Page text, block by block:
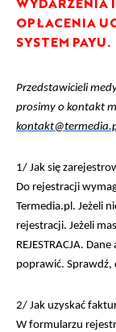
OPŁACENIA
SYSTEM PAYU.
Przedstawicieli
prosimy o kontakt
1/ Jak się
Do rejestracji
Termedia.pl. Jeżeli
rejestracji. Jeżeli
REJESTRACJA.
poprawić. Sprawdź,
2/ Jak uzyskać
W formularzu